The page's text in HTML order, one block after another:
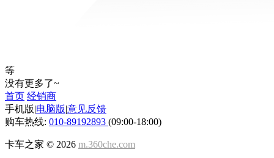
等
没有更多了~
首页 经销商
手机版|电脑版|意见反馈
购车热线: 010-89192893 (09:00-18:00)
卡车之家 © 2026 m.360che.com